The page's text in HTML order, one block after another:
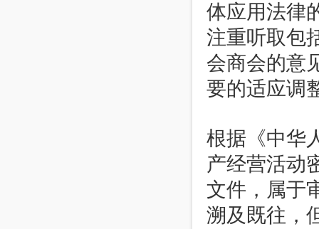
体应用法律
注重听取包
会商会的意
要的适应调
根据《中华
产经营活动
文件，属于
溯及既往，